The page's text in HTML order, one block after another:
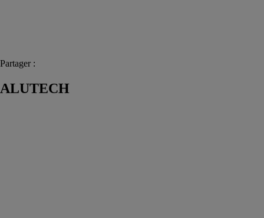
Partager :
ALUTECH